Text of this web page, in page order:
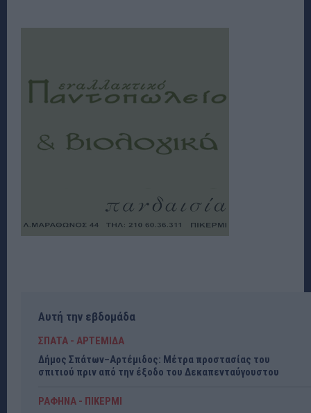
Αυτή την εβδομάδα
ΣΠΑΤΑ - ΑΡΤΕΜΙΔΑ
Δήμος Σπάτων–Αρτέμιδος: Μέτρα προστασίας του
σπιτιού πριν από την έξοδο του Δεκαπενταύγουστου
ΡΑΦΗΝΑ - ΠΙΚΕΡΜΙ